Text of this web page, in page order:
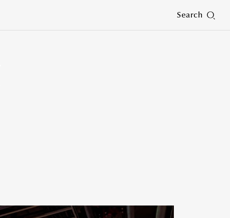
Search